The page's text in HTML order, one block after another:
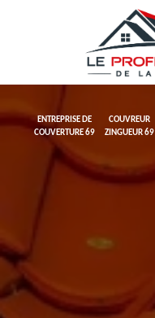
ENTREPRISE DE
COUVERTURE 69
COUVREUR
ZINGUEUR 69